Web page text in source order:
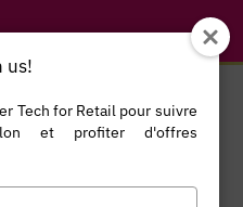
us!
Tech for Retail pour suivre
et profiter d'offres